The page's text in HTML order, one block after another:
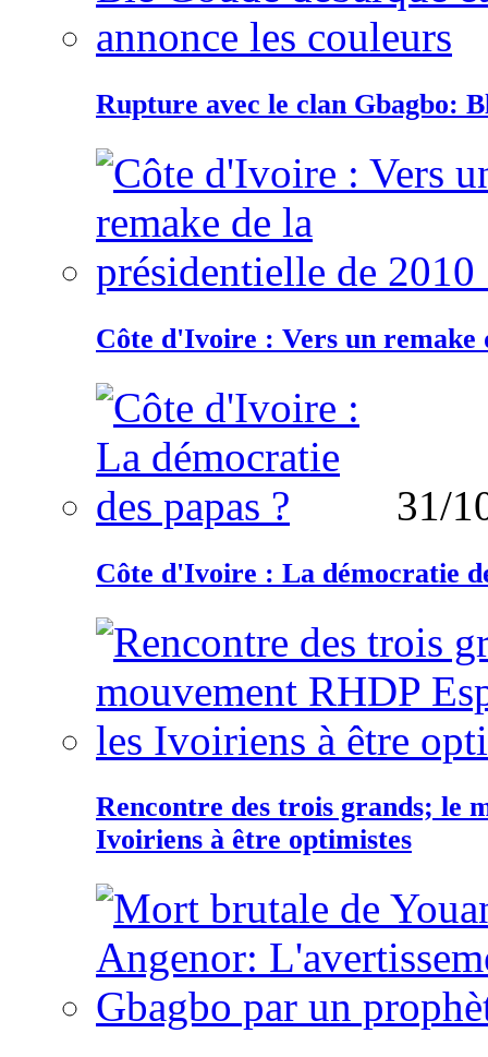
Rupture avec le clan Gbagbo:
Côte d'Ivoire : Vers un remake
31/
Côte d'Ivoire : La démocratie
Rencontre des trois grands; le
Ivoiriens à être optimistes